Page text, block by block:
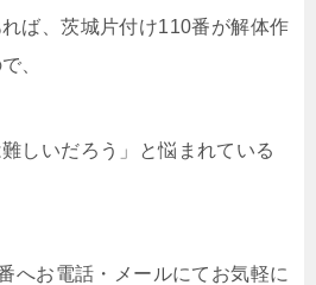
ば、茨城片付け110番が解体作
、
しいだろう」と悩まれている
へお電話・メールにてお気軽に